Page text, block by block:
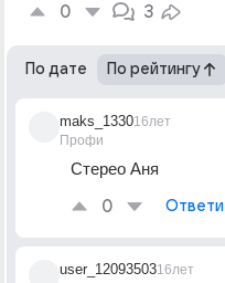
0 3
По дате По рейтингу
maks_1330
Профи
16лет
Стерео Аня
0
user_1209350316лет